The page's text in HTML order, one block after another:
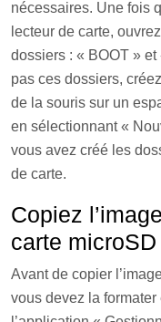
nécessaires. Une fois
lecteur de carte,
dossiers : « BOOT »
pas ces dossiers,
de la souris sur un
en sélectionnant «
vous avez créé les
de carte.
Copiez
carte microSD
Avant de copier
vous devez la